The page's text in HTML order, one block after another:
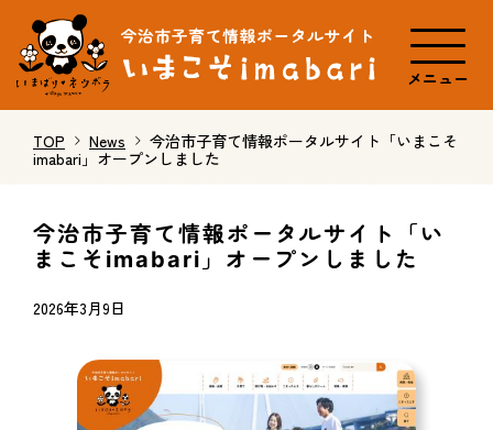
メニュー
TOP News
今治市子育て情報ポータルサイト「いまこそ
imabari」オープンしました
今治市子育て情報ポータルサイト「い
まこそimabari」オープンしました
2026年3月9日